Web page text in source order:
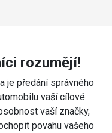
rozumějí!
je předání správného
vaší cílové
vaší značky,
povahu vašeho